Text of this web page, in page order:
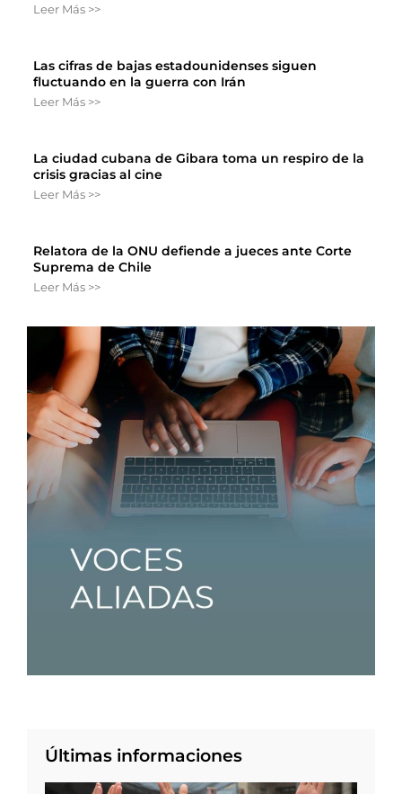
Leer Más >>
Las cifras de bajas estadounidenses siguen
fluctuando en la guerra con Irán
Leer Más >>
La ciudad cubana de Gibara toma un respiro de la
crisis gracias al cine
Leer Más >>
Relatora de la ONU defiende a jueces ante Corte
Suprema de Chile
Leer Más >>
Últimas informaciones